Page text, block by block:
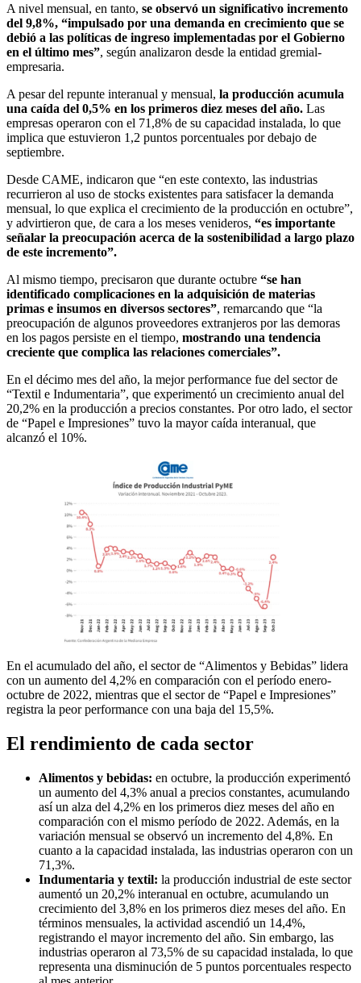
A nivel mensual, en tanto, se observó un significativo incremento
del 9,8%, “impulsado por una demanda en crecimiento que se
debió a las políticas de ingreso implementadas por el Gobierno
en el último mes”, según analizaron desde la entidad gremial-
empresaria.
A pesar del repunte interanual y mensual, la producción acumula
una caída del 0,5% en los primeros diez meses del año. Las
empresas operaron con el 71,8% de su capacidad instalada, lo que
implica que estuvieron 1,2 puntos porcentuales por debajo de
septiembre.
Desde CAME, indicaron que “en este contexto, las industrias
recurrieron al uso de stocks existentes para satisfacer la demanda
mensual, lo que explica el crecimiento de la producción en octubre”,
y advirtieron que, de cara a los meses venideros, “es importante
señalar la preocupación acerca de la sostenibilidad a largo plazo
de este incremento”.
Al mismo tiempo, precisaron que durante octubre “se han
identificado complicaciones en la adquisición de materias
primas e insumos en diversos sectores”, remarcando que “la
preocupación de algunos proveedores extranjeros por las demoras
en los pagos persiste en el tiempo, mostrando una tendencia
creciente que complica las relaciones comerciales”.
En el décimo mes del año, la mejor performance fue del sector de
“Textil e Indumentaria”, que experimentó un crecimiento anual del
20,2% en la producción a precios constantes. Por otro lado, el sector
de “Papel e Impresiones” tuvo la mayor caída interanual, que
alcanzó el 10%.
En el acumulado del año, el sector de “Alimentos y Bebidas” lidera
con un aumento del 4,2% en comparación con el período enero-
octubre de 2022, mientras que el sector de “Papel e Impresiones”
registra la peor performance con una baja del 15,5%.
El rendimiento de cada sector
Alimentos y bebidas: en octubre, la producción experimentó
un aumento del 4,3% anual a precios constantes, acumulando
así un alza del 4,2% en los primeros diez meses del año en
comparación con el mismo período de 2022. Además, en la
variación mensual se observó un incremento del 4,8%. En
cuanto a la capacidad instalada, las industrias operaron con un
71,3%.
Indumentaria y textil: la producción industrial de este sector
aumentó un 20,2% interanual en octubre, acumulando un
crecimiento del 3,8% en los primeros diez meses del año. En
términos mensuales, la actividad ascendió un 14,4%,
registrando el mayor incremento del año. Sin embargo, las
industrias operaron al 73,5% de su capacidad instalada, lo que
representa una disminución de 5 puntos porcentuales respecto